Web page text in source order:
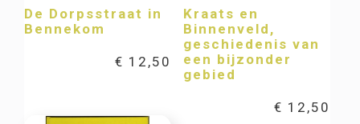
De Dorpsstraat in
Bennekom
€ 12,50
Kraats en
Binnenveld,
geschiedenis van
een bijzonder
gebied
€ 12,50